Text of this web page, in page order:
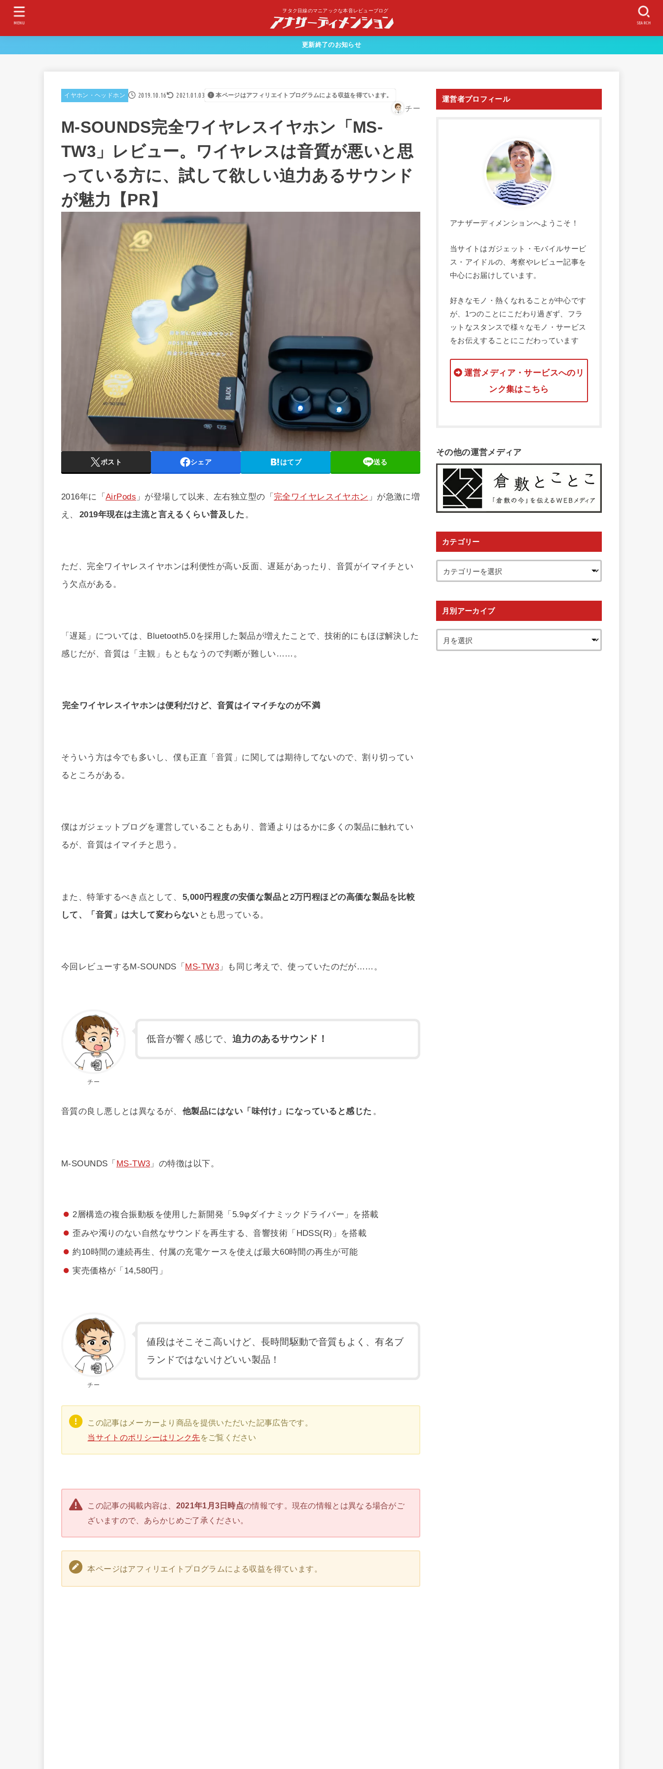
ヲタク目線のマニアックな本音レビューブログ
SEARCH
MENU
更新終了のお知らせ
イヤホン・ヘッドホン 2019.10.16 2021.01.03 本ページはアフィリエイトプログラムによる収益を得ています。
チー
M-SOUNDS完全ワイヤレスイヤホン「MS-
TW3」レビュー。ワイヤレスは音質が悪いと思
っている方に、試して欲しい迫力あるサウンド
が魅力【PR】
ポスト シェア はてブ 送る
2016年に「AirPods 」が登場して以来、左右独立型の「完全ワイヤレスイヤホン 」が急激に増
え、
2019年現在は主流と言えるくらい普及した 。
ただ、完全ワイヤレスイヤホンは利便性が高い反面、遅延があったり、音質がイマイチとい
う欠点がある。
「遅延」については、Bluetooth5.0を採用した製品が増えたことで、技術的にもほぼ解決した
感じだが、音質は「主観」もともなうので判断が難しい……。
完全ワイヤレスイヤホンは便利だけど、音質はイマイチなのが不満
そういう方は今でも多いし、僕も正直「音質」に関しては期待してないので、割り切ってい
るところがある。
僕はガジェットブログを運営していることもあり、普通よりはるかに多くの製品に触れてい
るが、音質はイマイチと思う。
また、特筆するべき点として、 5,000円程度の安価な製品と2万円程ほどの高価な製品を比較
して、「音質」は大して変わらない とも思っている。
今回レビューするM-SOUNDS「MS-TW3」も同じ考えで、使っていたのだが……。
チー
低音が響く感じで、 迫力のあるサウンド！
音質の良し悪しとは異なるが、 他製品にはない「味付け」になっていると感じた 。
M-SOUNDS「MS-TW3 」の特徴は以下。
2層構造の複合振動板を使用した新開発「5.9φダイナミックドライバー」を搭載
歪みや濁りのない自然なサウンドを再生する、音響技術「HDSS(R)」を搭載
約10時間の連続再生、付属の充電ケースを使えば最大60時間の再生が可能
実売価格が「14,580円」
チー
値段はそこそこ高いけど、長時間駆動で音質もよく、有名ブ
ランドではないけどいい製品！
この記事はメーカーより商品を提供いただいた記事広告です。
当サイトのポリシーはリンク先をご覧ください
この記事の掲載内容は、 2021年1月3日時点の情報です。現在の情報とは異なる場合がご
ざいますので、あらかじめご了承ください。
本ページはアフィリエイトプログラムによる収益を得ています。
運営者プロフィール
アナザーディメンションへようこそ！
当サイトはガジェット・モバイルサービ
ス・アイドルの、考察やレビュー記事を
中心にお届けしています。
好きなモノ・熱くなれることが中心です
が、1つのことにこだわり過ぎず、フラ
ットなスタンスで様々なモノ・サービス
をお伝えすることにこだわっています
運営メディア・サービスへのリ
ンク集はこちら
その他の運営メディア
カテゴリー
月別アーカイブ